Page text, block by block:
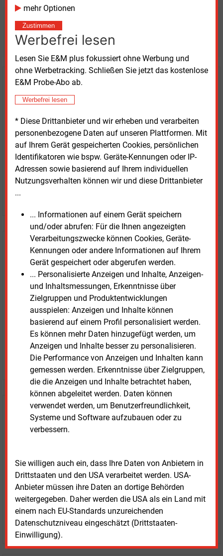
mehr Optionen
Zustimmen
Werbefrei lesen
Lesen Sie E&M plus fokussiert ohne Werbung und
ohne Werbetracking. Schließen Sie jetzt das kostenlose
E&M Probe-Abo ab.
Werbefrei lesen
* Diese Drittanbieter und wir erheben und verarbeiten
personenbezogene Daten auf unseren Plattformen. Mit
auf Ihrem Gerät gespeicherten Cookies, persönlichen
Identifikatoren wie bspw. Geräte-Kennungen oder IP-
Adressen sowie basierend auf Ihrem individuellen
Nutzungsverhalten können wir und diese Drittanbieter
...
... Informationen auf einem Gerät speichern
und/oder abrufen: Für die Ihnen angezeigten
Verarbeitungszwecke können Cookies, Geräte-
Kennungen oder andere Informationen auf Ihrem
Gerät gespeichert oder abgerufen werden.
... Personalisierte Anzeigen und Inhalte, Anzeigen-
und Inhaltsmessungen, Erkenntnisse über
Zielgruppen und Produktentwicklungen
ausspielen: Anzeigen und Inhalte können
basierend auf einem Profil personalisiert werden.
Es können mehr Daten hinzugefügt werden, um
Anzeigen und Inhalte besser zu personalisieren.
Die Performance von Anzeigen und Inhalten kann
gemessen werden. Erkenntnisse über Zielgruppen,
die die Anzeigen und Inhalte betrachtet haben,
können abgeleitet werden. Daten können
verwendet werden, um Benutzerfreundlichkeit,
Systeme und Software aufzubauen oder zu
verbessern.
Sie willigen auch ein, dass Ihre Daten von Anbietern in
Drittstaaten und den USA verarbeitet werden. USA-
Anbieter müssen ihre Daten an dortige Behörden
weitergegeben. Daher werden die USA als ein Land mit
einem nach EU-Standards unzureichenden
Datenschutzniveau eingeschätzt (Drittstaaten-
Einwilligung).
Möchten Sie diese und
weitere Nachrichten lesen?
Kaufen Sie den Artikel
erhalten Sie sofort diesen redaktionellen Beitrag für
nur €8.93
Testen SieE&M
kostenlos und
unverbindlich
Zwei Wochen kostenfreier Zugang
Zugang auf stündlich aktualisierte Nachrichten mit
Prognose- und Marktdaten
+ einmal täglich E&M daily
+ zwei Ausgaben der Zeitung E&M
ohne automatische Verlängerung
JETZT KOSTENLOS TESTEN
Login für Kunden
LOGIN